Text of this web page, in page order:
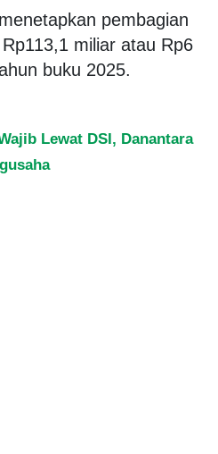
pembagian
miliar atau Rp6
buku 2025.
Lewat DSI, Danantara